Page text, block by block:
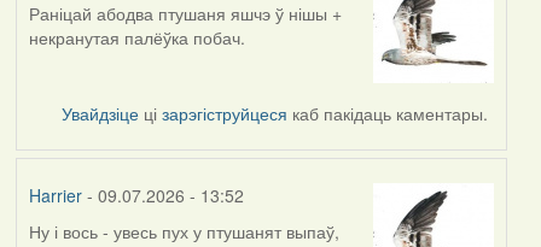
Раніцай абодва птушаня яшчэ ў нішы +
некранутая палёўка побач.
Увайдзіце цізарэгіструйцеся каб пакідаць каментары.
Harrier- 09.07.2026 - 13:52
Ну і вось - увесь пух у птушанят выпаў,